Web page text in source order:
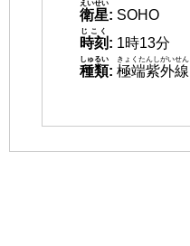
衛星
えいせい
: SOHO
時刻
じこく
: 1時13分
種類
しゅるい
: 極端紫外線
きょくたんしがいせん